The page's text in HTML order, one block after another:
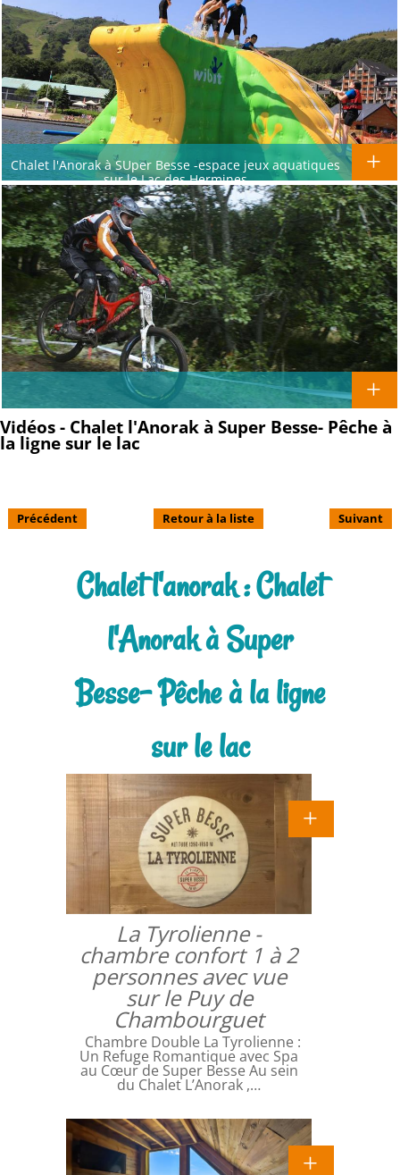
Chalet l'Anorak à SUper Besse -espace jeux aquatiques
sur le Lac des Hermines
Vidéos - Chalet l'Anorak à Super Besse- Pêche à
la ligne sur le lac
Précédent Retour à la liste Suivant
Chalet l'anorak : Chalet
l'Anorak à Super
Besse- Pêche à la ligne
sur le lac
La Tyrolienne -
chambre confort 1 à 2
personnes avec vue
sur le Puy de
Chambourguet
Chambre Double La Tyrolienne :
Un Refuge Romantique avec Spa
au Cœur de Super Besse Au sein
du Chalet L’Anorak ,…